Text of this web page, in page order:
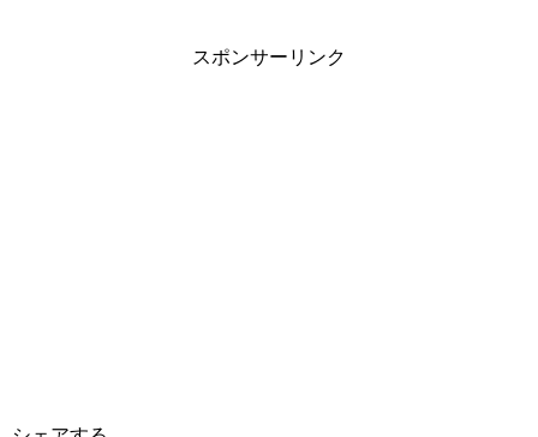
スポンサーリンク